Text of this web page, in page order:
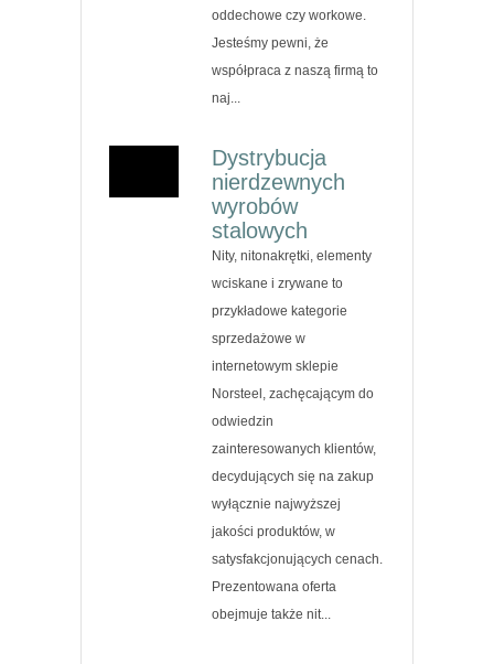
oddechowe czy workowe.
Jesteśmy pewni, że
współpraca z naszą firmą to
naj...
Dystrybucja
nierdzewnych
wyrobów
stalowych
Nity, nitonakrętki, elementy
wciskane i zrywane to
przykładowe kategorie
sprzedażowe w
internetowym sklepie
Norsteel, zachęcającym do
odwiedzin
zainteresowanych klientów,
decydujących się na zakup
wyłącznie najwyższej
jakości produktów, w
satysfakcjonujących cenach.
Prezentowana oferta
obejmuje także nit...